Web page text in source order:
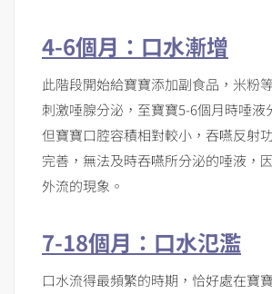
4-6個月：口水漸增
此階段開始給寶寶添加副食品，米粉
刺激唾腺分泌，至寶寶5-6個月時唾液
但寶寶口腔容積相對較小，吞嚥反射
完善，無法及時吞嚥所分泌的唾液，
外流的現象。
7-18個月：口水氾濫
口水流得最頻繁的時期，恰好處在寶